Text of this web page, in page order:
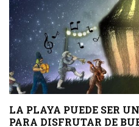
LA PLAYA PUEDE SER
PARA DISFRUTAR DE